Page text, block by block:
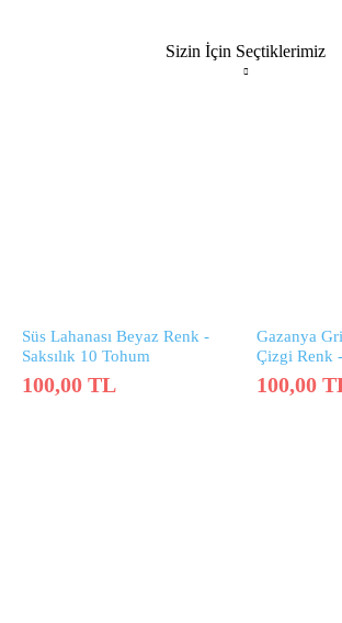
Sizin İçin Seçtiklerimiz
Süs Lahanası Beyaz Renk -
Saksılık 10 Tohum
100,00 TL
Gazanya
Çizgi Renk
100,00